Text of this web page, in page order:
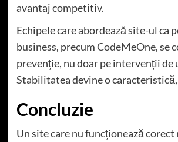
avantaj competitiv.
Echipele care abordează site-ul ca
business, precumCodeMeOne, se
prevenție, nu doar pe intervenții de
Stabilitatea devine o
Concluzie
Un site care nu funcționează corect